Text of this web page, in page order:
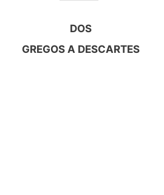
DOS
GREGOS A DESCARTES